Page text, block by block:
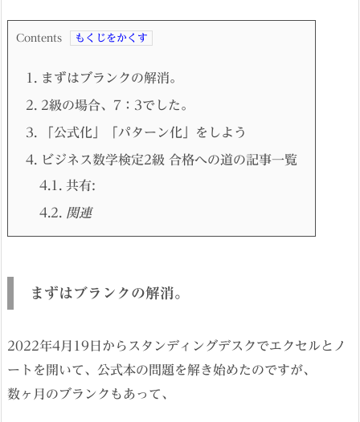
Contents
1. まずはブランクの解消。
2. 2級の場合、7：3でした。
3. 「公式化」「パターン化」をしよう
4.
ビジネス数学検定2級 合格への道の記事一覧
4.1.
共有:
4.2. 関連
まずはブランクの解消。
2022年4月19日からスタンディングデスクでエクセルとノ
ートを開いて、公式本の問題を解き始めたのですが、
数ヶ月のブランクもあって、